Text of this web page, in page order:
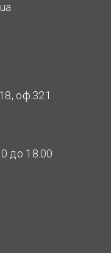
оф.321
до 18.00